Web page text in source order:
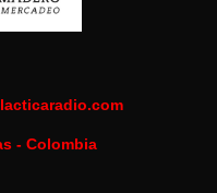
- Colombia